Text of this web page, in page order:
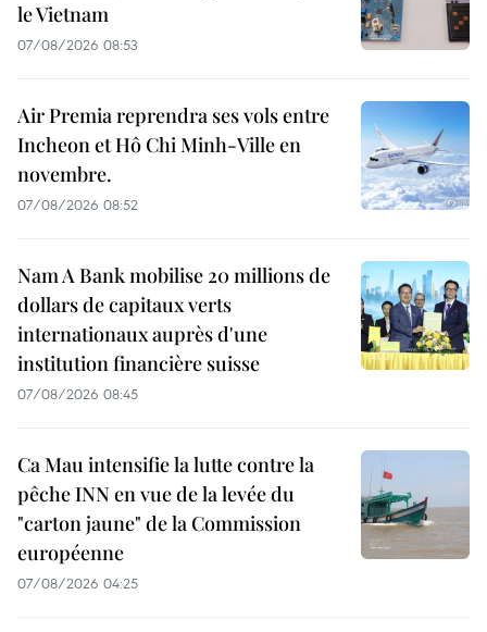
le Vietnam
07/08/2026 08:53
Air Premia reprendra ses vols entre
Incheon et Hô Chi Minh-Ville en
novembre.
07/08/2026 08:52
Nam A Bank mobilise 20 millions de
dollars de capitaux verts
internationaux auprès d'une
institution financière suisse
07/08/2026 08:45
Ca Mau intensifie la lutte contre la
pêche INN en vue de la levée du
"carton jaune" de la Commission
européenne
07/08/2026 04:25